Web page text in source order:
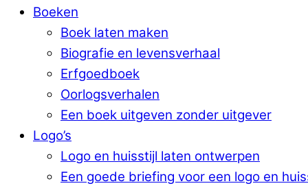
Boeken
Boek laten maken
Biografie en levensverhaal
Erfgoedboek
Oorlogsverhalen
Een boek uitgeven zonder uitgever
Logo’s
Logo en huisstijl laten ontwerpen
Een goede briefing voor een logo en